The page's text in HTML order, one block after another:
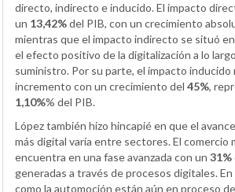
directo, indirecto e inducido. El impacto
un 13,42%del PIB, con un crecimiento
mientras que el impacto indirecto se situó en
el efecto positivo de la digitalización a lo
suministro. Por su parte, el impacto inducido
incremento con un crecimiento del 45%,
1,10%% del PIB.
López también hizo hincapié en que el
más digital varía entre sectores. El comercio
encuentra en una fase avanzada con un 31%
generadas a través de procesos digitales.
como la automoción están aún en proceso